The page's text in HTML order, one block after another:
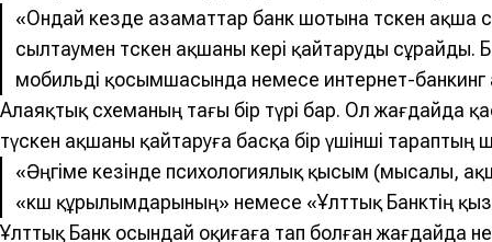
«Ондай кезде азаматтар банк шотына түскен ақша
сылтаумен түскен ақшаны кері қайтаруды
мобильді қосымшасында немесе интернет-банкинг
Алаяқтық схеманың тағы бір түрі бар. Ол жағдайда
түскен ақшаны қайтаруға басқа бір үшінші тараптың
«Әңгіме кезінде психологиялық қысым (мысалы,
«күш құрылымдарының» немесе «Ұлттық Банктің
Ұлттық Банк осындай оқиғаға тап болған жағдайда